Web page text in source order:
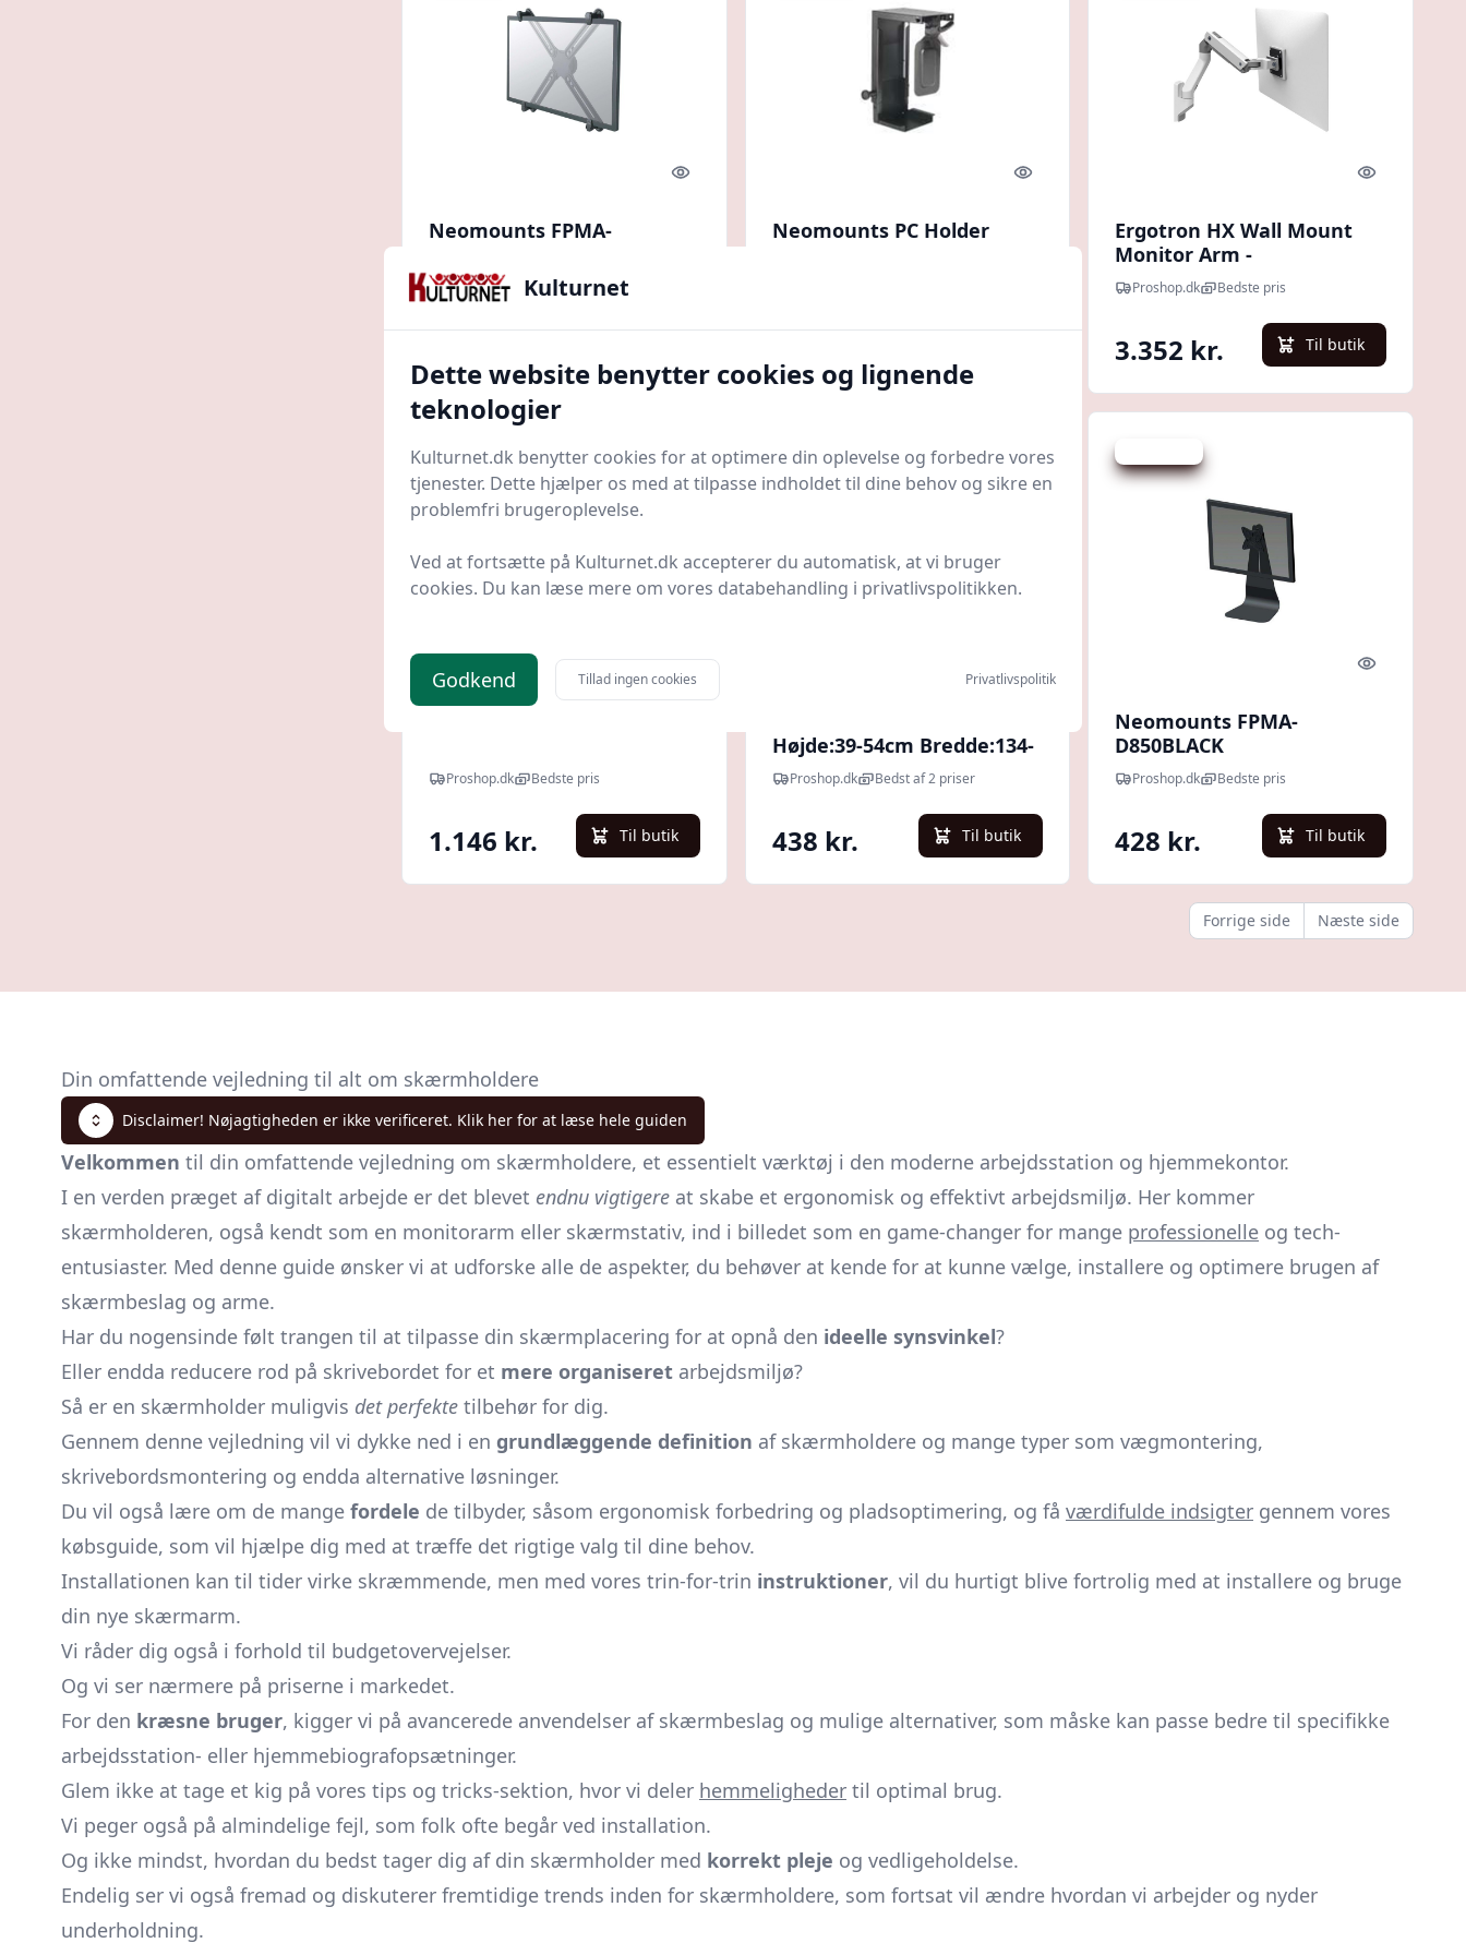
Quick look
Neomounts FPMA-
til montering
Proshop.dk Bedste pris
Quick look
Neomounts PC Holder
Quick look
Ergotron HX Wall Mount
Monitor Arm -
monteringspakke
Proshop.dk Bedste pris
3.352 kr. Til butik
Spar 106 kr.
Quick look
Proshop.dk Bedste pris
1.146 kr. Til butik
Spar 294 kr.
Højde:39-54cm Bredde:134-
234mm
Proshop.dk Bedst af 2 priser
438 kr. Til butik
Quick look
Neomounts FPMA-
D850BLACK
Proshop.dk Bedste pris
428 kr. Til butik
Forrige side Næste side
Din omfattende vejledning til alt om skærmholdere
Disclaimer! Nøjagtigheden er ikke verificeret. Klik her for at læse hele guiden
Velkommen til din omfattende vejledning om skærmholdere, et essentielt værktøj i den moderne arbejdsstation og hjemmekontor.
I en verden præget af digitalt arbejde er det blevet endnu vigtigere at skabe et ergonomisk og effektivt arbejdsmiljø. Her kommer
skærmholderen, også kendt som en monitorarm eller skærmstativ, ind i billedet som en game-changer for mange professionelle og tech-
entusiaster. Med denne guide ønsker vi at udforske alle de aspekter, du behøver at kende for at kunne vælge, installere og optimere brugen af
skærmbeslag og arme.
Har du nogensinde følt trangen til at tilpasse din skærmplacering for at opnå den ideelle synsvinkel?
Eller endda reducere rod på skrivebordet for et mere organiseret arbejdsmiljø?
Så er en skærmholder muligvis det perfekte tilbehør for dig.
Gennem denne vejledning vil vi dykke ned i en grundlæggende definition af skærmholdere og mange typer som vægmontering,
skrivebordsmontering og endda alternative løsninger.
Du vil også lære om de mange fordele de tilbyder, såsom ergonomisk forbedring og pladsoptimering, og få værdifulde indsigter gennem vores
købsguide, som vil hjælpe dig med at træffe det rigtige valg til dine behov.
Installationen kan til tider virke skræmmende, men med vores trin-for-trin instruktioner, vil du hurtigt blive fortrolig med at installere og bruge
din nye skærmarm.
Vi råder dig også i forhold til budgetovervejelser.
Og vi ser nærmere på priserne i markedet.
For den kræsne bruger, kigger vi på avancerede anvendelser af skærmbeslag og mulige alternativer, som måske kan passe bedre til specifikke
arbejdsstation- eller hjemmebiografopsætninger.
Glem ikke at tage et kig på vores tips og tricks-sektion, hvor vi deler hemmeligheder til optimal brug.
Vi peger også på almindelige fejl, som folk ofte begår ved installation.
Og ikke mindst, hvordan du bedst tager dig af din skærmholder med korrekt pleje og vedligeholdelse.
Endelig ser vi også fremad og diskuterer fremtidige trends inden for skærmholdere, som fortsat vil ændre hvordan vi arbejder og nyder
underholdning.
Kulturnet
Dette website benytter cookies og lignende
teknologier
Kulturnet.dk benytter cookies for at optimere din oplevelse og forbedre vores
tjenester. Dette hjælper os med at tilpasse indholdet til dine behov og sikre en
problemfri brugeroplevelse.
Ved at fortsætte på Kulturnet.dk accepterer du automatisk, at vi bruger
cookies. Du kan læse mere om vores databehandling i privatlivspolitikken.
Godkend Tillad ingen cookies Privatlivspolitik